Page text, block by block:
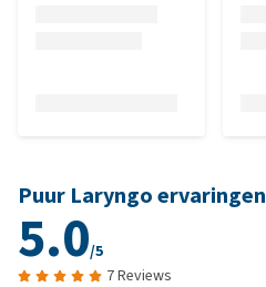
Puur Laryngo ervaringen
5.0/5
7 Reviews